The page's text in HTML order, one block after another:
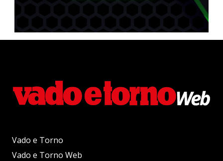
Vado e Torno
Vado e Torno Web